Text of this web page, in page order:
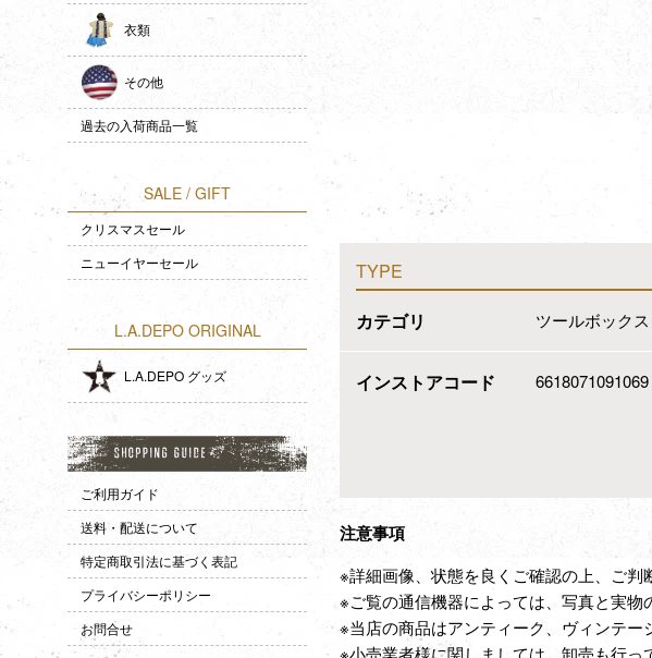
衣類
その他
過去の入荷商品一覧
SALE / GIFT
クリスマスセール
ニューイヤーセール
L.A.DEPO ORIGINAL
L.A.DEPO グッズ
ご利用ガイド
送料・配送について
特定商取引法に基づく表記
プライバシーポリシー
お問合せ
TYPE
カテゴリ
ツールボックス
インストアコード 6618071091069
注意事項
※詳細画像、状態を良くご確認の上、ご判
※ご覧の通信機器によっては、写真と実物
※当店の商品はアンティーク、ヴィンテー
※小売業者様に関しましては、卸売も行っ